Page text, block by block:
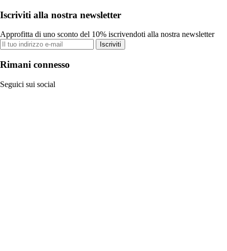
Iscriviti alla nostra newsletter
Approfitta di uno sconto del 10% iscrivendoti alla nostra newsletter
Iscriviti
Rimani connesso
Seguici sui social